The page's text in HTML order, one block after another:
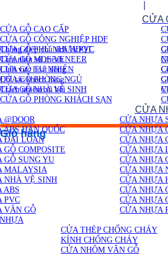
nội
dung
Giới thiệu
Thông điệp chủ tịch HĐQT
Tầm nhìn sứ mệnh
Lĩnh vực hoạt động
Đối tác khách hàng
Trách nhiệm xã hội
Giỏ hàng
CỬA
CỬA GỖ CAO CẤP
CỬA GỖ CÔNG NGHIỆP HDF
CỬA GỖ PHỦ NHỰA PVC
CỬA GỖ MDF VENEER
CỬA GỖ TỰ NHIÊN
CỬA GỖ PHÒNG NGỦ
CỬA GỖ NHÀ VỆ SINH
CỬA GỖ PHÒNG KHÁCH SẠN
CỬA
@DOOR
CỬA NHỰA
ABS HÀN QUỐC
CỬA NHỰA
ĐÀI LOAN
CỬA NHỰA
GỖ COMPOSITE
CỬA NHỰA
GỖ SUNG YU
CỬA NHỰA
MALAYSIA
CỬA NHỰA
NHÀ VỆ SINH
CỬA NHỰA
ABS
CỬA NHỰA
PVC
CỬA NHỰA
VÂN GỖ
CỬA NHỰA
CỬA THÉP CHỐNG CHÁY
KÍNH CHỐNG CHÁY
CỬA NHÔM VÂN GỖ